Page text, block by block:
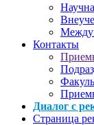
Контакты
Диалог с
Страница